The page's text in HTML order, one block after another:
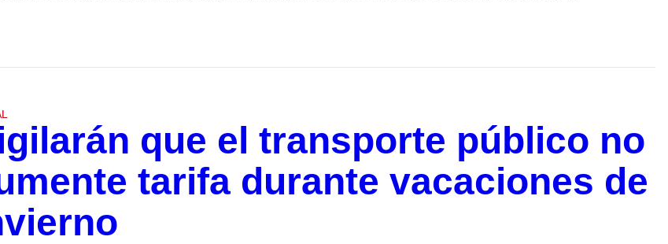
que el transporte público no
tarifa durante vacaciones de